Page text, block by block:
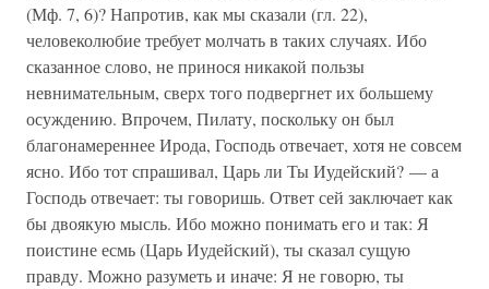
(Мф. 7, 6)? Напротив, как мы сказали (гл. 22),
человеколюбие требует молчать в таких случаях. Ибо
сказанное слово, не принося никакой пользы
невнимательным, сверх того подвергнет их большему
осуждению. Впрочем, Пилату, поскольку он был
благонамереннее Ирода, Господь отвечает, хотя не совсем
ясно. Ибо тот спрашивал, Царь ли Ты Иудейский? — а
Господь отвечает: ты говоришь. Ответ сей заключает как
бы двоякую мысль. Ибо можно понимать его и так: Я
поистине есмь (Царь Иудейский), ты сказал сущую
правду. Можно разуметь и иначе: Я не говорю, ты